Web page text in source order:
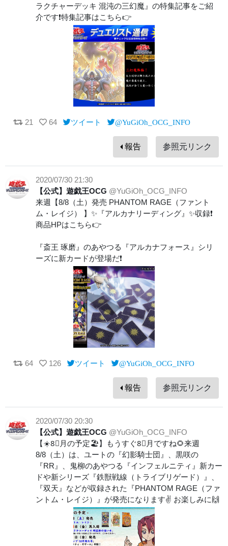
ラクチャーデッキ 混沌の三幻魔』の特集記事をご紹
介です❗️特集記事はこちら👉
21 64 ツイート @YuGiOh_OCG_INFO
報告 参照元リンク
2020/07/30 21:30
【公式】遊戯王OCG @YuGiOh_OCG_INFO
来週【8/8（土）発売 PHANTOM RAGE（ファント
ム・レイジ） 】✨『アルカナリーディング』✨収録❗️
商品HPはこちら👉
『斎王 琢磨』のあやつる『アルカナフォース』シリ
ーズに新カードが登場だ❗️
64 126 ツイート @YuGiOh_OCG_INFO
報告 参照元リンク
2020/07/30 20:30
【公式】遊戯王OCG @YuGiOh_OCG_INFO
【☀️8⃣月の予定🏖️】もうすぐ8⃣月ですね🌻来週
8/8（土）は、ユートの『幻影騎士団』、黒咲の
『RR』、鬼柳のあやつる『インフェルニティ』新カー
ドや新シリーズ『鉄獣戦線（トライブリゲード）』、
『双天』などが収録された『PHANTOM RAGE（ファ
ントム・レイジ）』が発売になります✌️ お楽しみに🙌